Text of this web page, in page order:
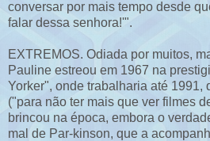
conversar por mais tempo desde
falar dessa senhora!'".
EXTREMOS. Odiada por muitos,
Pauline estreou em 1967 na
Yorker", onde trabalharia até 1991,
("para não ter mais que ver filmes
brincou na época, embora o
mal de Par-kinson, que a